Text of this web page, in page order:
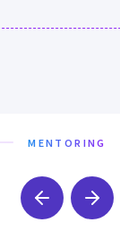
MENTORING